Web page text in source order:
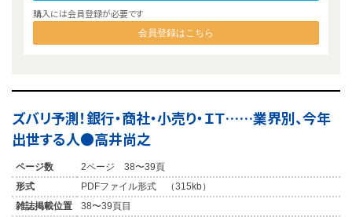
購入には会員登録が必要です
会員登録はこちら
ズバリ予測！銀行・商社・小売り・ＩＴ……業界別、今年
出世する人●高井尚之
ページ数
2ページ 38〜39頁
形式
PDFファイル形式 （315kb）
雑誌掲載位置
38〜39頁目